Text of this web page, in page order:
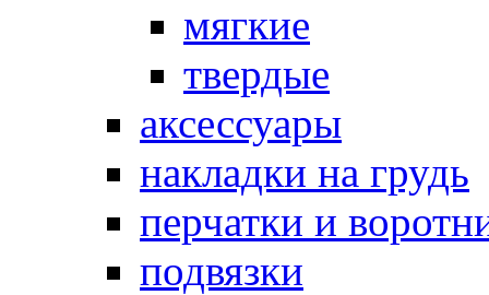
мягкие
твердые
аксессуары
накладки на грудь
перчатки и
подвязки